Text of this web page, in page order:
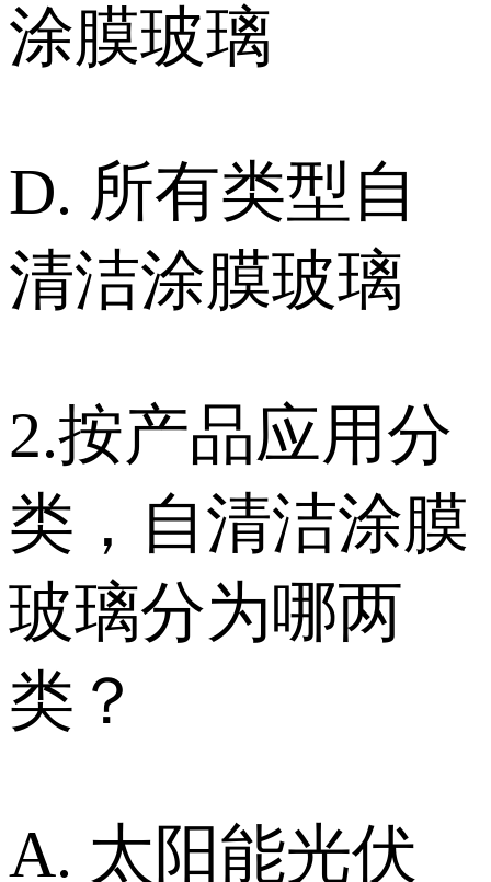
涂膜玻璃
D. 所有类型自
清洁涂膜玻璃
2.按产品应用分
类，自清洁涂膜
玻璃分为哪两
类？
A. 太阳能光伏